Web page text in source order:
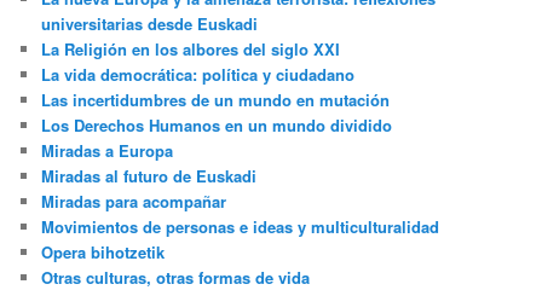
universitarias desde Euskadi
La Religión en los albores del siglo XXI
La vida democrática: política y ciudadano
Las incertidumbres de un mundo en mutación
Los Derechos Humanos en un mundo dividido
Miradas a Europa
Miradas al futuro de Euskadi
Miradas para acompañar
Movimientos de personas e ideas y multiculturalidad
Opera bihotzetik
Otras culturas, otras formas de vida